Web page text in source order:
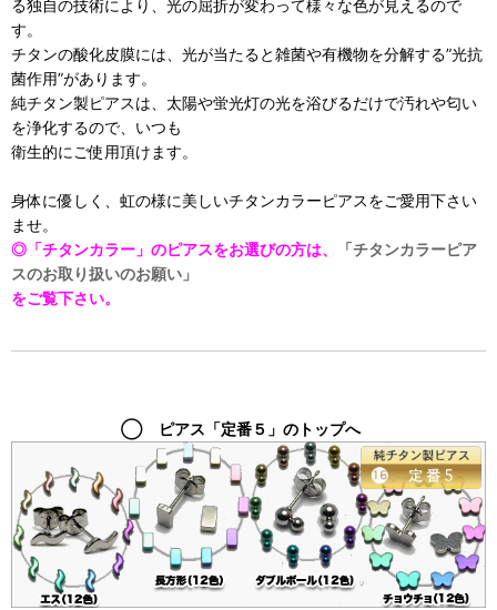
る独自の技術により、光の屈折が変わって様々な色が見えるので
す。
チタンの酸化皮膜には、光が当たると雑菌や有機物を分解する”光抗
菌作用”があります。
純チタン製ピアスは、太陽や蛍光灯の光を浴びるだけで汚れや匂い
を浄化するので、いつも
衛生的にご使用頂けます。
身体に優しく、虹の様に美しいチタンカラーピアスをご愛用下さい
ませ。
◎「チタンカラー」のピアスをお選びの方は、
「チタンカラーピア
スのお取り扱いのお願い」
をご覧下さい。
◯ ピアス「定番５」のトップへ